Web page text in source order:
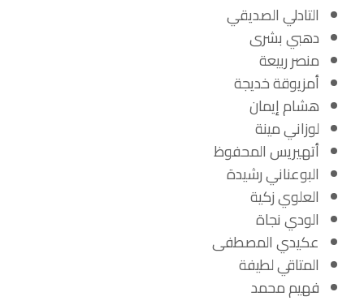
التادلي الصديقي
دهبي بشرى
منصر ربيعة
أمزيوقة خديجة
هشام إيمان
لوزاني مينة
أتهيريس المحفوظ
البوعناني رشيدة
العلوي زكية
الودي نجاة
عكيدي المصطفى
المتاقي لطيفة
فهيم محمد